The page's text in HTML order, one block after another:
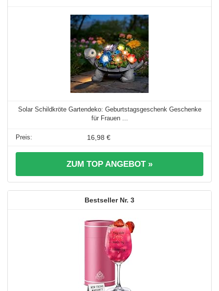
Solar Schildkröte Gartendeko: Geburtstagsgeschenk Geschenke
für Frauen ...
16,98 €
ZUM TOP ANGEBOT »
3